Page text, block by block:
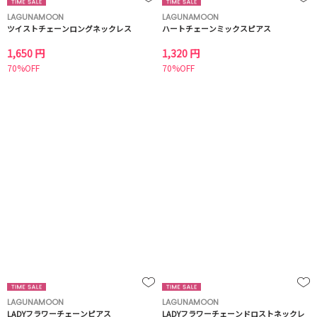
LAGUNAMOON
ツイストチェーンロングネックレス
1,650 円
70%OFF
LAGUNAMOON
ハートチェーンミックスピアス
1,320 円
70%OFF
LAGUNAMOON
LADYフラワーチェーンピアス
LAGUNAMOON
LADYフラワーチェーンドロストネックレ